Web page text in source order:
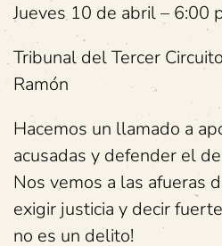
Jueves 10 de abril – 6:00
Tribunal del Tercer
Ramón
Hacemos un llamado a
acusadas y defender el
Nos vemos a las afueras
exigir justicia y decir
no es un delito!